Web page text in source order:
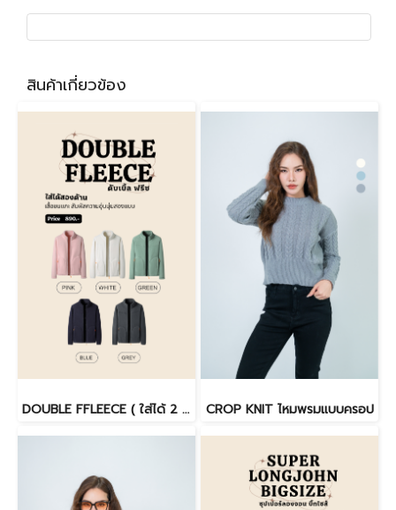
สินค้าเกี่ยวข้อง
DOUBLE FFLEECE ( ใส่ได้ 2 ด้าน) CROP KNIT ไหมพรมแบบครอป